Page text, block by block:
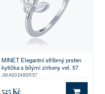
MINET Elegantní stříbrný prsten
kytička s bílými zirkony vel. 57
JMAS0248SR57
525 Kč